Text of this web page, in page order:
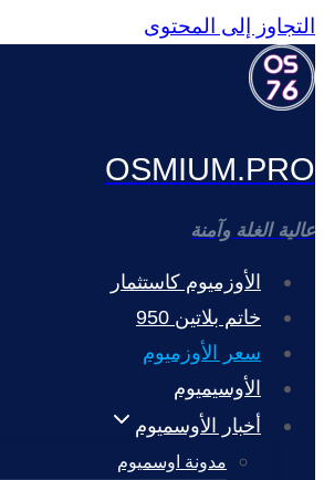
التجاوز إلى المحتوى
OSMIUM.PRO
عالية الغلة وآمنة
الأوزميوم كاستثمار
خاتم بلاتين 950
سعر الأوزميوم
الأوسيميوم
أخبار الأوسميوم
مدونة اوسميوم